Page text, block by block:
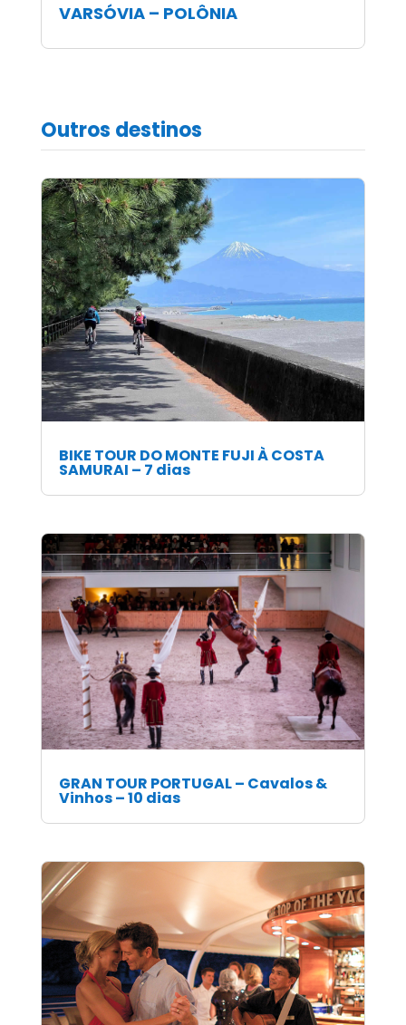
VARSÓVIA – POLÔNIA
Outros destinos
BIKE TOUR DO MONTE FUJI À COSTA
SAMURAI – 7 dias
GRAN TOUR PORTUGAL – Cavalos &
Vinhos – 10 dias